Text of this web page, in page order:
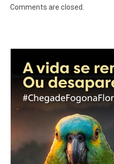
Comments are closed.